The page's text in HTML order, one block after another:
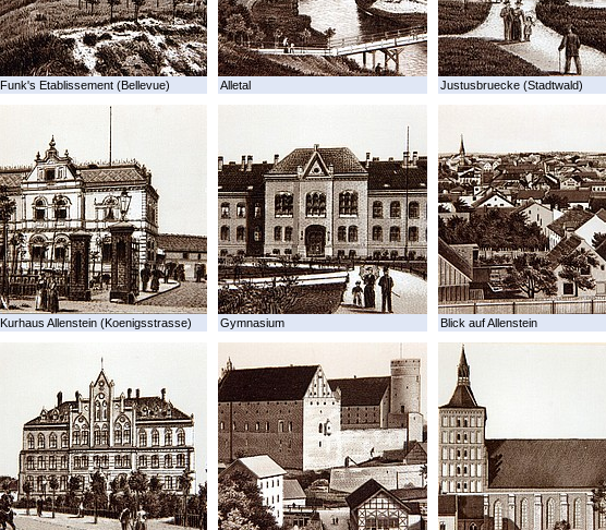
Funk's Etablissement (Bellevue) Alletal Justusbruecke (Stadtwald)
Kurhaus Allenstein (Koenigsstrasse) Gymnasium Blick auf Allenstein